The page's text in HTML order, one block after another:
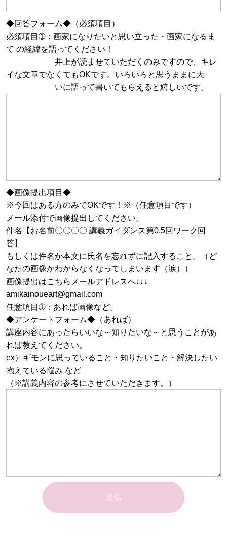
◆回答フォーム◆（必須項目）
必須項目➀：画家になりたいと思い立った・画家になるま
で の経緯を語ってください！
井上が読ませていただくのみですので、キレ
イな文章でなくてもOKです。いろいろと思うままに大
いに語って書いてもらえると嬉しいです。
◆画像提出項目◆
※今回はある方のみでOKです！※（任意項目です）
メール添付で画像提出してください。
件名【お名前〇〇〇〇 講義ガイダンス第0.5回ワーク回
答】
もしくは件名か本文に氏名を忘れずに記入すること。（ど
なたの画像かわからなくなってしまいます（涙））
画像提出はこちらメールアドレスへ↓↓↓
amikainoueart@gmail.com
任意項目➀：あれば画像など。
◆アンケートフォーム◆（あれば）
講座内容にあったらいいな～知りたいな～と思うことがあ
れば教えてください。
ex）ギモンに思っていること・知りたいこと・解決したい
抱えている悩み など
（※講義内容の参考にさせていただきます。）